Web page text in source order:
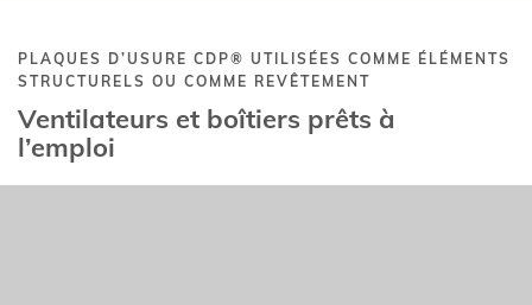
PLAQUES D’USURE CDP® UTILISÉES COMME ÉLÉMENTS
STRUCTURELS OU COMME REVÊTEMENT
Ventilateurs et boîtiers prêts à
l’emploi